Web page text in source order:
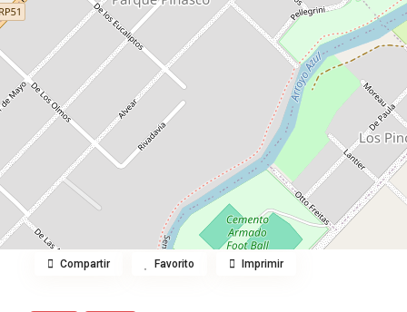
Compartir Favorito Imprimir